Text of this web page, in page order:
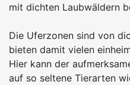
mit dichten Laubwäldern
Die Uferzonen sind von
bieten damit vielen
Hier kann der
auf so seltene Tierarten